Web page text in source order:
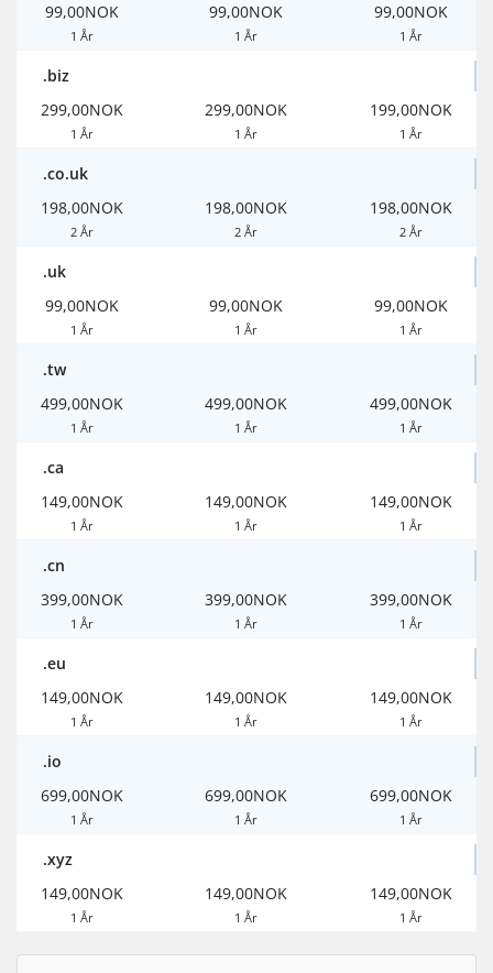
99,00NOK
1 År
99,00NOK
1 År
99,00NOK
1 År
.biz
299,00NOK
1 År
299,00NOK
1 År
199,00NOK
1 År
.co.uk
198,00NOK
2 År
198,00NOK
2 År
198,00NOK
2 År
.uk
99,00NOK
1 År
99,00NOK
1 År
99,00NOK
1 År
.tw
499,00NOK
1 År
499,00NOK
1 År
499,00NOK
1 År
.ca
149,00NOK
1 År
149,00NOK
1 År
149,00NOK
1 År
.cn
399,00NOK
1 År
399,00NOK
1 År
399,00NOK
1 År
.eu
149,00NOK
1 År
149,00NOK
1 År
149,00NOK
1 År
.io
699,00NOK
1 År
699,00NOK
1 År
699,00NOK
1 År
.xyz
149,00NOK
1 År
149,00NOK
1 År
149,00NOK
1 År